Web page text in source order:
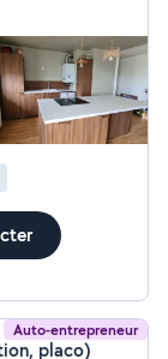
des
et fiable.
: Création de
vos
de trouver
vous
Auto-entrepreneur
placo)